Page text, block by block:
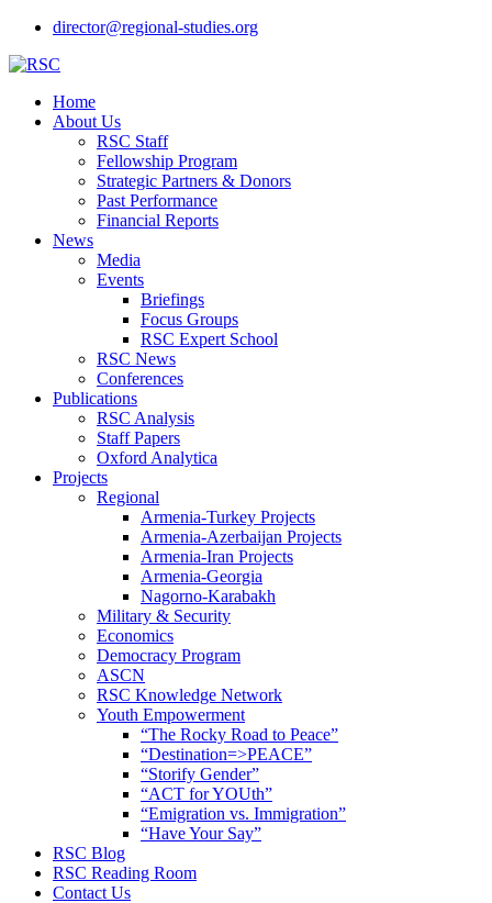
director@regional-studies.org
Home
About Us
RSC Staff
Fellowship Program
Strategic Partners & Donors
Past Performance
Financial Reports
News
Media
Events
Briefings
Focus Groups
RSC Expert School
RSC News
Conferences
Publications
RSC Analysis
Staff Papers
Oxford Analytica
Projects
Regional
Armenia-Turkey Projects
Armenia-Azerbaijan Projects
Armenia-Iran Projects
Armenia-Georgia
Nagorno-Karabakh
Military & Security
Economics
Democracy Program
ASCN
RSC Knowledge Network
Youth Empowerment
“The Rocky Road to Peace”
“Destination=>PEACE”
“Storify Gender”
“ACT for YOUth”
“Emigration vs. Immigration”
“Have Your Say”
RSC Blog
RSC Reading Room
Contact Us